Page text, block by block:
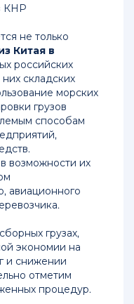
КНР
не только
Китая в
российских
складских
морских
грузов
способам
возможности их
авиационного
грузах,
экономии на
и снижении
отметим
процедур.